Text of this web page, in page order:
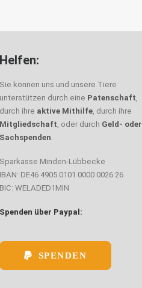
Helfen:
Sie können uns und unsere Tiere
unterstützen durch eine Patenschaft,
durch ihre aktive Mithilfe, durch ihre
Mitgliedschaft, oder durch Geld- oder
Sachspenden.
Sparkasse Minden-Lübbecke
IBAN: DE46 4905 0101 0000 0026 26
BIC: WELADED1MIN
Spenden über Paypal:
SPENDEN